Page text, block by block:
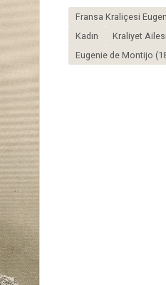
Fransa Kraliçesi
Kadın
Kraliyet Ailesi
Eugenie de Montijo